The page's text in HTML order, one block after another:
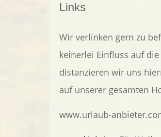
Links
Wir verlinken gern zu
keinerlei Einfluss auf
distanzieren wir uns
auf unserer gesamten
www.urlaub-